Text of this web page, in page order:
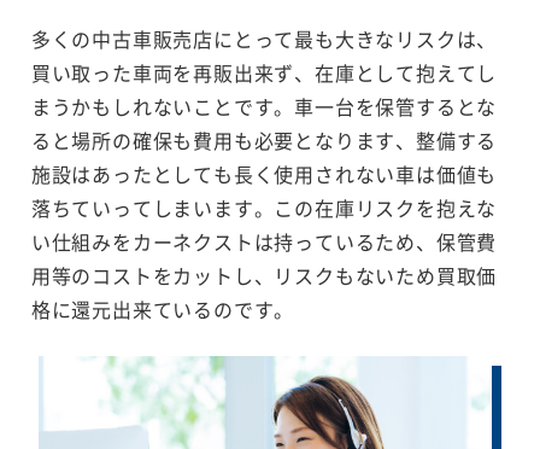
多くの中古車販売店にとって最も大きなリスクは、
買い取った車両を再販出来ず、在庫として抱えてし
まうかもしれないことです。車一台を保管するとな
ると場所の確保も費用も必要となります、整備する
施設はあったとしても長く使用されない車は価値も
落ちていってしまいます。この在庫リスクを抱えな
い仕組みをカーネクストは持っているため、保管費
用等のコストをカットし、リスクもないため買取価
格に還元出来ているのです。